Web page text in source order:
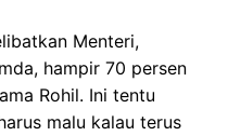
Menteri,
hampir 70 persen
Rohil. Ini tentu
malu kalau terus